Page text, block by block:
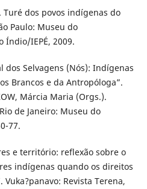
Turé dos povos indígenas do
Paulo: Museu do
Índio/IEPÉ, 2009.
dos Selvagens (Nós): Indígenas
Brancos e da Antropóloga”.
Márcia Maria (Orgs.).
de Janeiro: Museu do
77.
e território: reflexão sobre o
indígenas quando os direitos
Revista Terena,